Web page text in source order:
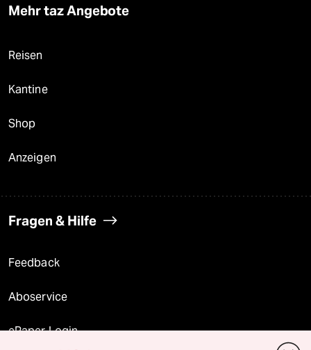
Mehr taz Angebote
Reisen
Kantine
Shop
Anzeigen
Fragen & Hilfe
Feedback
Aboservice
ePaper Login